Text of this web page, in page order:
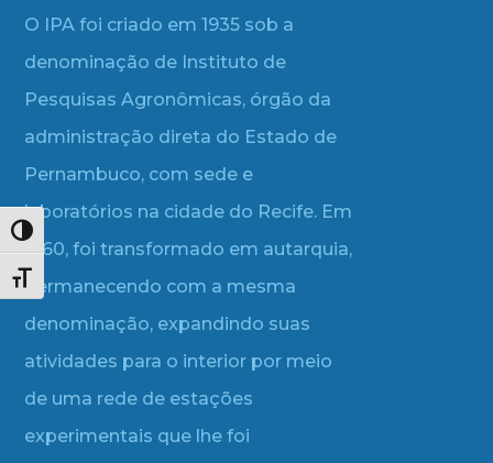
Alternar alto contraste
Alternar tamanho da fonte
O IPA foi criado em 1935 sob a
denominação de Instituto de
Pesquisas Agronômicas, órgão da
administração direta do Estado de
Pernambuco, com sede e
laboratórios na cidade do Recife. Em
1960, foi transformado em autarquia,
permanecendo com a mesma
denominação, expandindo suas
atividades para o interior por meio
de uma rede de estações
experimentais que lhe foi